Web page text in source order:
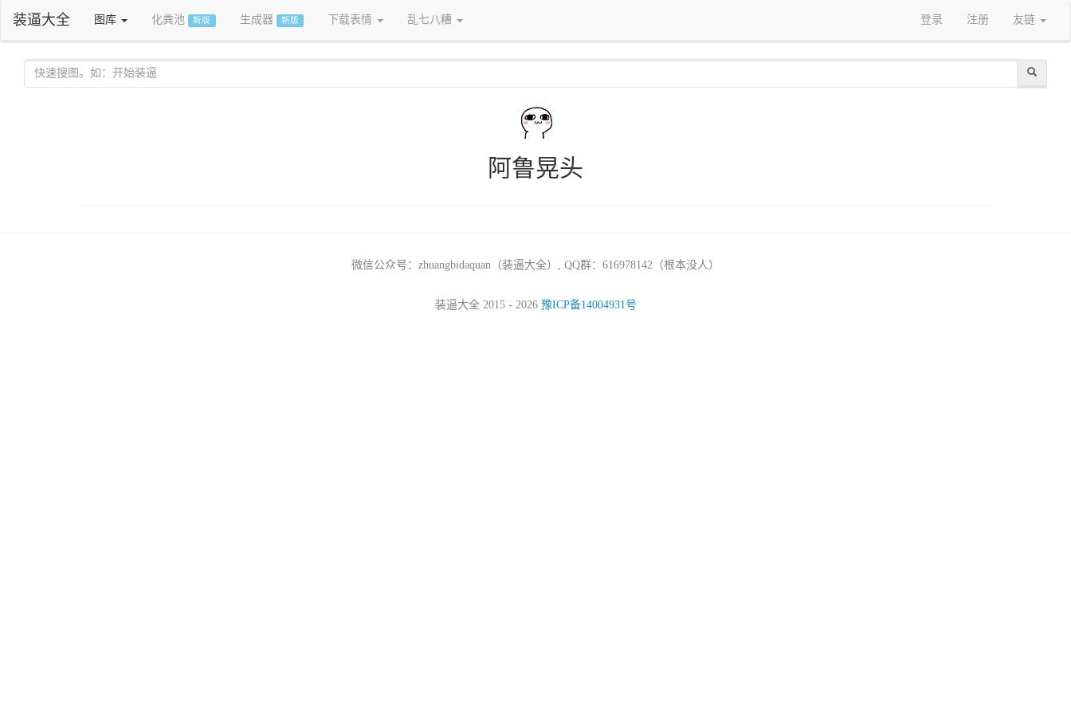
装逼大全 图库 化粪池 新版 生成器 新版 下载表情 乱七八糟 登录 注册 友链
阿鲁晃头
微信公众号：zhuangbidaquan（装逼大全）, QQ群：616978142（根本没人）
装逼大全 2015 - 2026 豫ICP备14004931号